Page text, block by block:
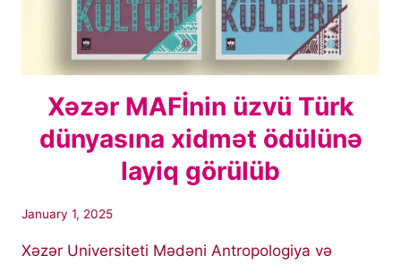
Xəzər MAFİnin üzvü Türk
dünyasına xidmət ödülünə
layiq görülüb
January 1, 2025
Xəzər Universiteti Mədəni Antropologiya və